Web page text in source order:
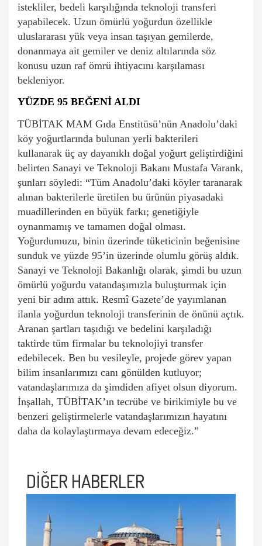
istekliler, bedeli karşılığında teknoloji transferi
yapabilecek. Uzun ömürlü yoğurdun özellikle
uluslararası yük veya insan taşıyan gemilerde,
donanmaya ait gemiler ve deniz altılarında söz
konusu uzun raf ömrü ihtiyacını karşılaması
bekleniyor.
YÜZDE 95 BEĞENİ ALDI
TÜBİTAK MAM Gıda Enstitüsü’nün Anadolu’daki
köy yoğurtlarında bulunan yerli bakterileri
kullanarak üç ay dayanıklı doğal yoğurt geliştirdiğini
belirten Sanayi ve Teknoloji Bakanı Mustafa Varank,
şunları söyledi: “Tüm Anadolu’daki köyler taranarak
alınan bakterilerle üretilen bu ürünün piyasadaki
muadillerinden en büyük farkı; genetiğiyle
oynanmamış ve tamamen doğal olması.
Yoğurdumuzu, binin üzerinde tüketicinin beğenisine
sunduk ve yüzde 95’in üzerinde olumlu görüş aldık.
Sanayi ve Teknoloji Bakanlığı olarak, şimdi bu uzun
ömürlü yoğurdu vatandaşımızla buluşturmak için
yeni bir adım attık. Resmî Gazete’de yayımlanan
ilanla yoğurdun teknoloji transferinin de önünü açtık.
Aranan şartları taşıdığı ve bedelini karşıladığı
taktirde tüm firmalar bu teknolojiyi transfer
edebilecek. Ben bu vesileyle, projede görev yapan
bilim insanlarımızı canı gönülden kutluyor;
vatandaşlarımıza da şimdiden afiyet olsun diyorum.
İnşallah, TÜBİTAK’ın tecrübe ve birikimiyle bu ve
benzeri geliştirmelerle vatandaşlarımızın hayatını
daha da kolaylaştırmaya devam edeceğiz.”
DİĞER HABERLER